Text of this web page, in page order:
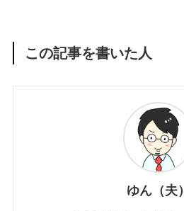
この記事を書いた人
ゆん（夫）